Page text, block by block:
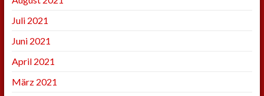
Juli 2021
Juni 2021
April 2021
März 2021